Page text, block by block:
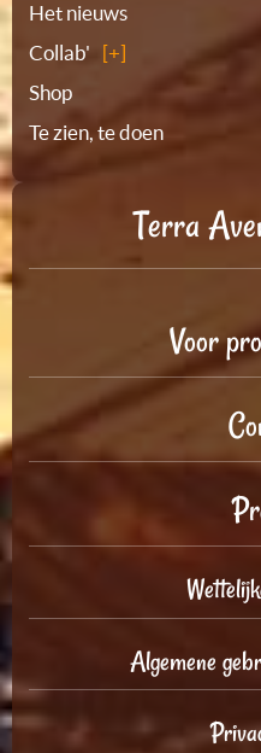
Het nieuws
Collab'
Shop
Te zien, te doen
Terra
Voor
Algemene